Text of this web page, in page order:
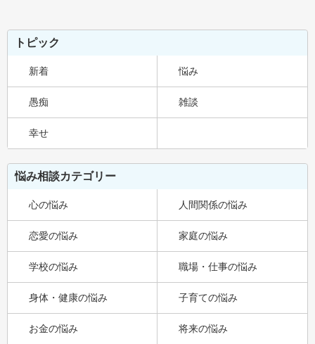
トピック
新着 悩み
愚痴 雑談
幸せ
悩み相談カテゴリー
心の悩み 人間関係の悩み
恋愛の悩み 家庭の悩み
学校の悩み 職場・仕事の悩み
身体・健康の悩み 子育ての悩み
お金の悩み 将来の悩み